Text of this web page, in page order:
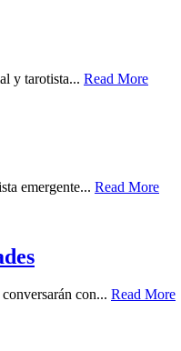
y tarotista... Read More
emergente... Read More
con... Read More